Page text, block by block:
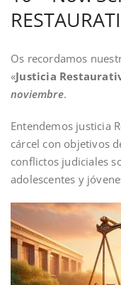
Os recordamos
«Justicia
noviembre.
Entendemos justicia
cárcel con objetivos
conflictos judiciales
adolescentes y